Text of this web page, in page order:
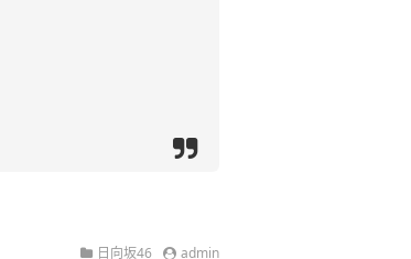
日向坂46 admin